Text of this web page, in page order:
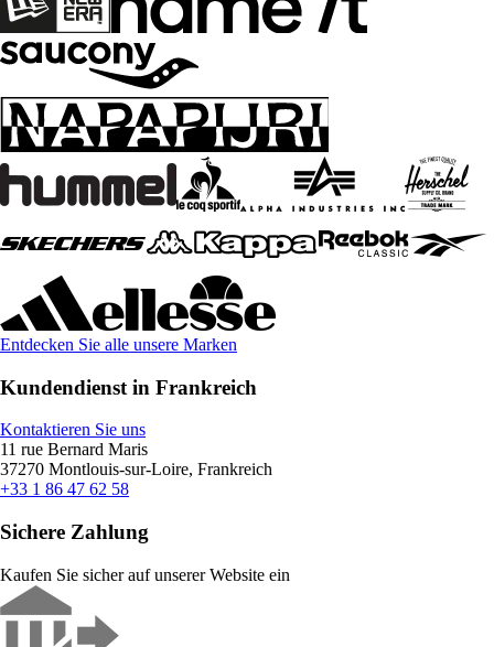
Entdecken Sie alle unsere Marken
Kundendienst in Frankreich
Kontaktieren Sie uns
11 rue Bernard Maris
37270 Montlouis-sur-Loire, Frankreich
+33 1 86 47 62 58
Sichere Zahlung
Kaufen Sie sicher auf unserer Website ein